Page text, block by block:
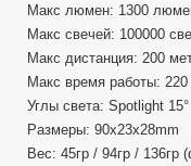
Макс люмен: 1300
Макс свечей: 100000
Макс дистанция: 200
Макс время работы: 220
Углы света: Spotlight
Размеры: 90x23x28mm
Вес: 45гр / 94гр / 136гр